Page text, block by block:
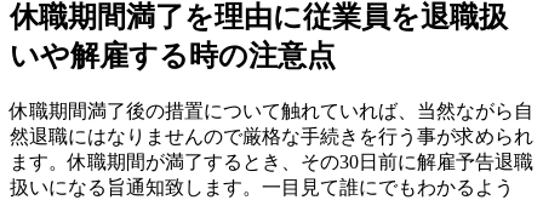
休職期間満了を理由に従業員を退職扱
いや解雇する時の注意点
休職期間満了後の措置について触れていれば、当然ながら自
然退職にはなりませんので厳格な手続きを行う事が求められ
ます。休職期間が満了するとき、その30日前に解雇予告退職
扱いになる旨通知致します。一目見て誰にでもわかるよう